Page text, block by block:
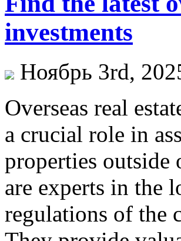
investments
Ноябрь 3rd,
Overseas real
a crucial role in
properties outside
are experts in the
regulations of the